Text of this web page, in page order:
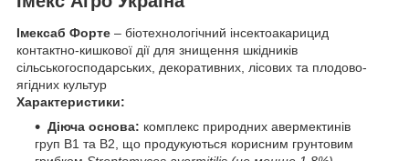
Імексаб Форте – біотехнологічний інсектоакарицид
контактно-кишкової дії для знищення шкідників
сільськогосподарських, декоративних, лісових та плодово-
ягідних культур
Характеристики:
Діюча основа: комплекс природних авермектинів
груп В1 та В2, що продукуються корисним грунтовим